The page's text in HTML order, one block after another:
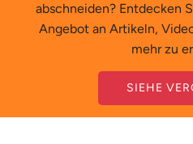
abschneiden? Entdecken
Angebot an Artikeln,
mehr zu
SIEHE